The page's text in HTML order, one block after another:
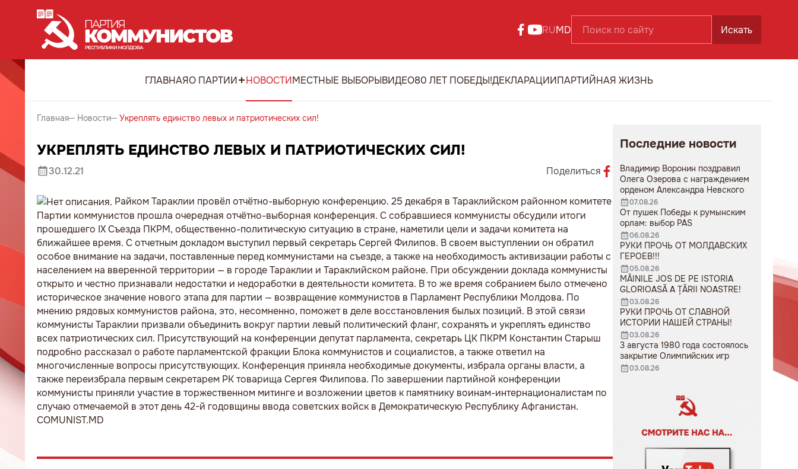
RUMD Искать
ГЛАВНАЯО ПАРТИИ НОВОСТИМЕСТНЫЕ ВЫБОРЫВИДЕО80 ЛЕТ ПОБЕДЫ!ДЕКЛАРАЦИИПАРТИЙНАЯ ЖИЗНЬ
Главная Новости Укреплять единство левых и патриотических сил!
УКРЕПЛЯТЬ ЕДИНСТВО ЛЕВЫХ И ПАТРИОТИЧЕСКИХ СИЛ!
30.12.21 Поделиться
Райком Тараклии провёл отчётно-выборную конференцию. 25 декабря в Тараклийском районном комитете
Партии коммунистов прошла очередная отчётно-выборная конференция. С собравшиеся коммунисты обсудили итоги
прошедшего IX Съезда ПКРМ, общественно-политическую ситуацию в стране, наметили цели и задачи комитета на
ближайшее время. С отчетным докладом выступил первый секретарь Сергей Филипов. В своем выступлении он обратил
особое внимание на задачи, поставленные перед коммунистами на съезде, а также на необходимость активизации работы с
населением на вверенной территории — в городе Тараклии и Тараклийском районе. При обсуждении доклада коммунисты
открыто и честно признавали недостатки и недоработки в деятельности комитета. В то же время собранием было отмечено
историческое значение нового этапа для партии — возвращение коммунистов в Парламент Республики Молдова. По
мнению рядовых коммунистов района, это, несомненно, поможет в деле восстановления былых позиций. В этой связи
коммунисты Тараклии призвали объединить вокруг партии левый политический фланг, сохранять и укреплять единство
всех патриотических сил. Присутствующий на конференции депутат парламента, секретарь ЦК ПКРМ Константин Старыш
подробно рассказал о работе парламентской фракции Блока коммунистов и социалистов, а также ответил на
многочисленные вопросы присутствующих. Конференция приняла необходимые документы, избрала органы власти, а
также переизбрала первым секретарем РК товарища Сергея Филипова. По завершении партийной конференции
коммунисты приняли участие в торжественном митинге и возложении цветов к памятнику воинам-интернационалистам по
случаю отмечаемой в этот день 42-й годовщины ввода советских войск в Демократическую Республику Афганистан.
COMUNIST.MD
Последние новости
Владимир Воронин поздравил
Олега Озерова с награждением
орденом Александра Невского
07.08.26
От пушек Победы к румынским
орлам: выбор PAS
06.08.26
РУКИ ПРОЧЬ ОТ МОЛДАВСКИХ
ГЕРОЕВ!!!
05.08.26
MÂINILE JOS DE PE ISTORIA
GLORIOASĂ A ȚĂRII NOASTRE!
03.08.26
РУКИ ПРОЧЬ ОТ СЛАВНОЙ
ИСТОРИИ НАШЕЙ СТРАНЫ!
03.08.26
3 августа 1980 года состоялось
закрытие Олимпийских игр
03.08.26